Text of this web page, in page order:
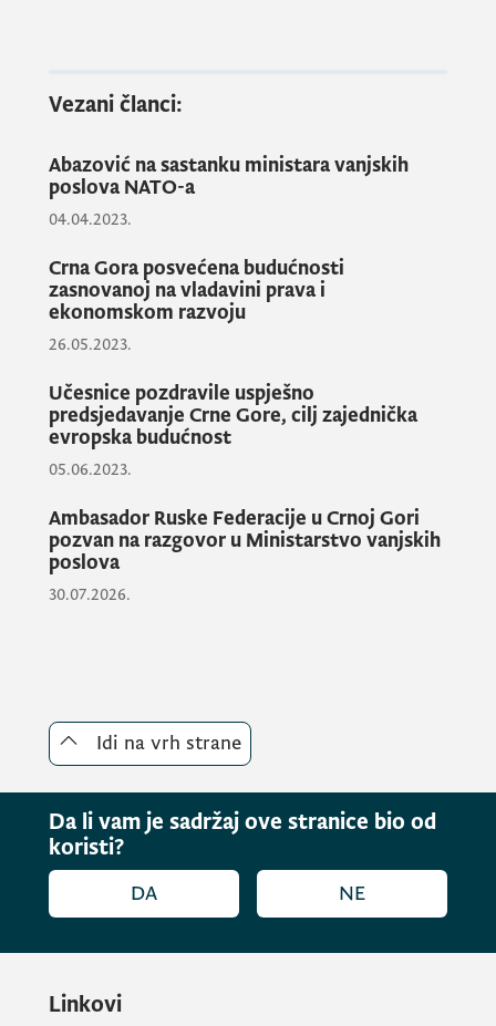
u Vili „Gorica“.
Služba za odnose sa javnošću Vlade Crne
Gore obezbijediće medijima fotografije i
press konferencije.
korišćenjem godišnje akreditacione kartice
Vlade koja važi uz lični identifikacioni
dokument. Novinari, foto-reporteri i
snimatelji koji nemaju akreditaciju potrebno
je da je zatraže pravovremeno od
Ministarstva vanjskih poslova dopisom na
adrese:danilo.m.pavlicic@gmail.com
danilo.pavlicic@mfa.gov.me
Vezani članci:
Abazović na sastanku ministara vanjskih
poslova NATO-a
04.04.2023.
Crna Gora posvećena budućnosti
zasnovanoj na vladavini prava i
ekonomskom razvoju
26.05.2023.
Učesnice pozdravile uspješno
predsjedavanje Crne Gore, cilj zajednička
evropska budućnost
05.06.2023.
Ambasador Ruske Federacije u Crnoj Gori
pozvan na razgovor u Ministarstvo vanjskih
poslova
30.07.2026.
Idi na vrh strane
Da li vam je sadržaj ove stranice bio od
koristi?
DA NE
Linkovi